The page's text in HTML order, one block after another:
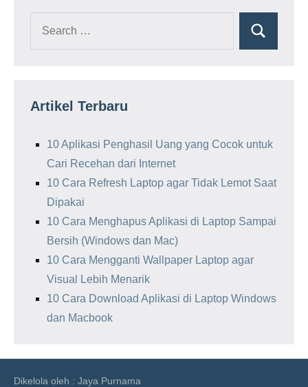
Search
Artikel Terbaru
10 Aplikasi Penghasil Uang yang Cocok untuk
Cari Recehan dari Internet
10 Cara Refresh Laptop agar Tidak Lemot Saat
Dipakai
10 Cara Menghapus Aplikasi di Laptop Sampai
Bersih (Windows dan Mac)
10 Cara Mengganti Wallpaper Laptop agar
Visual Lebih Menarik
10 Cara Download Aplikasi di Laptop Windows
dan Macbook
Dikelola oleh : Jaya Purnama